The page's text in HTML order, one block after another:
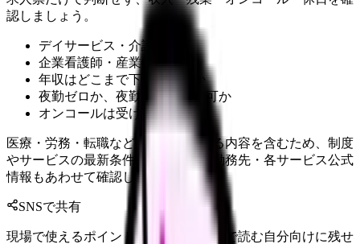
認しましょう。
デイサービス・介護施設
企業看護師・産業保健
年収はどこまで下げられるか
夜勤ゼロか、夜勤少なめなら可か
オンコールは受けられるか
医療・労務・転職など判断に影響する内容を含むため、制度
やサービスの最新条件は公的機関・勤務先・各サービス公式
情報もあわせて確認してください。
SNSで共有
現場で使えるポイントを、同僚やあとで読む自分向けに残せ